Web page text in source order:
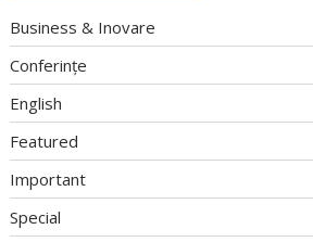
Business & Inovare
Conferințe
English
Featured
Important
Special